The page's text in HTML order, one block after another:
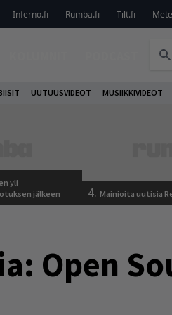
Inferno.fi Rumba.fi Tilt.fi
UUTUUSVIDEOT MUSIIKKIVIDEOT
yli
jälkeen
4. Mainioita uutisia
Open